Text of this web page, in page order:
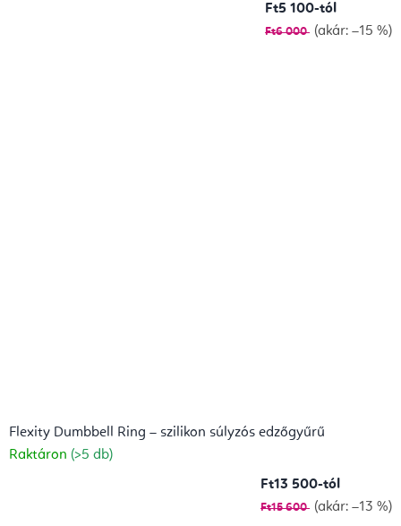
Ft5 100-tól
Ft6 000 (akár: –15 %)
Flexity Dumbbell Ring – szilikon súlyzós edzőgyűrű
Raktáron (>5 db)
Ft13 500-tól
Ft15 600 (akár: –13 %)